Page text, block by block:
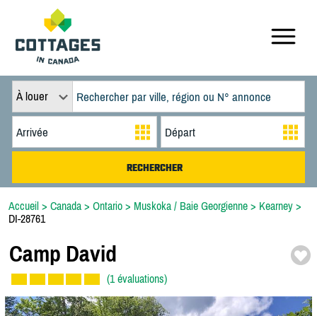
À louer
Accueil > Canada > Ontario > Muskoka / Baie Georgienne > Kearney >
DI-28761
Camp David
(1 évaluations)